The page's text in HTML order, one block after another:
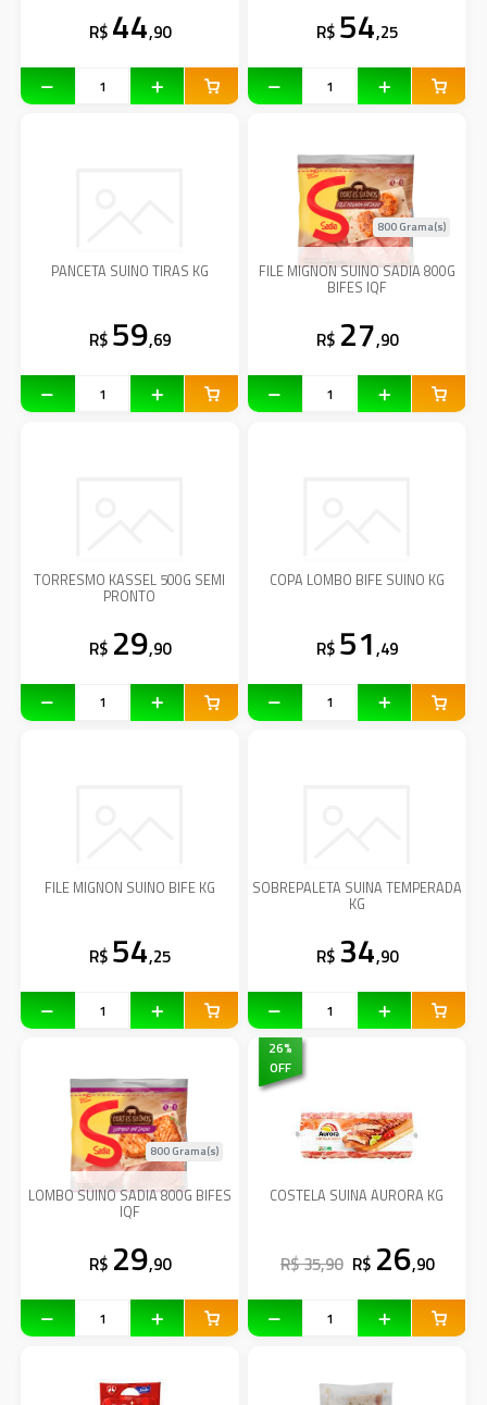
R$ 44,90 R$ 54,25
PANCETA SUINO TIRAS KG
R$ 59,69
FILE MIGNON SUINO SADIA 800G
BIFES IQF
800 Grama(s)
R$ 27,90
TORRESMO KASSEL 500G SEMI
PRONTO
R$ 29,90
COPA LOMBO BIFE SUINO KG
R$ 51,49
FILE MIGNON SUINO BIFE KG
R$ 54,25
SOBREPALETA SUINA TEMPERADA
KG
R$ 34,90
LOMBO SUINO SADIA 800G BIFES
IQF
800 Grama(s)
R$ 29,90
26%
OFF
COSTELA SUINA AURORA KG
R$ 35,90 R$ 26,90